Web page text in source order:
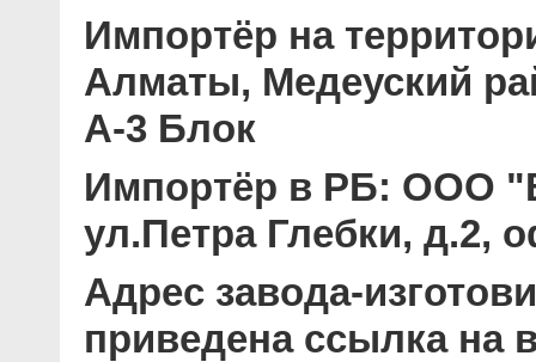
Импортёр на
Алматы, Медеуский
А-3 Блок
Импортёр в РБ: ООО
ул.Петра Глебки, д.2,
Адрес завода-
приведена ссылка на